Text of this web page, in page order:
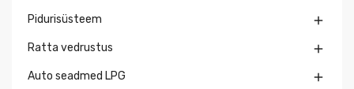
Pidurisüsteem 
Ratta vedrustus 
Auto seadmed LPG 